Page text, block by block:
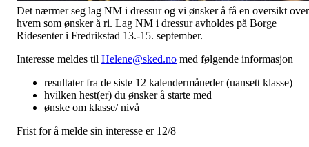
Det nærmer seg lag NM i dressur og vi ønsker å få en oversikt over
hvem som ønsker å ri. Lag NM i dressur avholdes på Borge
Ridesenter i Fredrikstad 13.-15. september.
Interesse meldes til Helene@sked.no med følgende informasjon
resultater fra de siste 12 kalendermåneder (uansett klasse)
hvilken hest(er) du ønsker å starte med
ønske om klasse/ nivå
Frist for å melde sin interesse er 12/8